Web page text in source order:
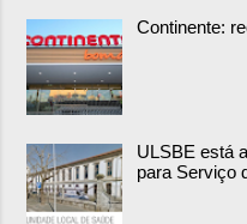
Continente:
ULSBE está
para Serviço